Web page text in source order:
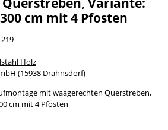
cm mit 4 Pfosten
Holz
(15938 Drahnsdorf)
mit waagerechten Querstreben,
cm mit 4 Pfosten